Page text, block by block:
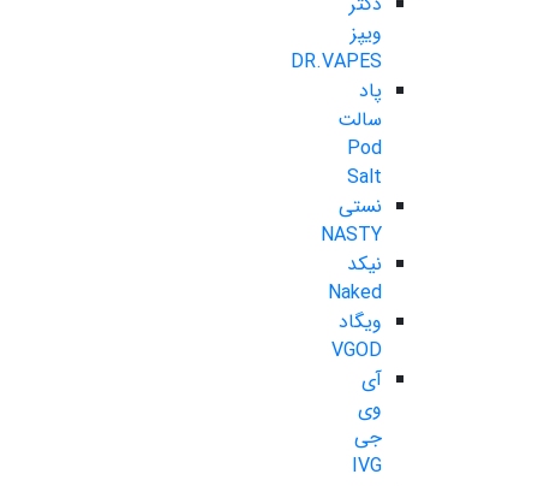
ویپز
DR.VAPES
پاد
سالت
Pod
Salt
نستی
NASTY
نیکد
Naked
ویگاد
VGOD
آی
وی
جی
IVG